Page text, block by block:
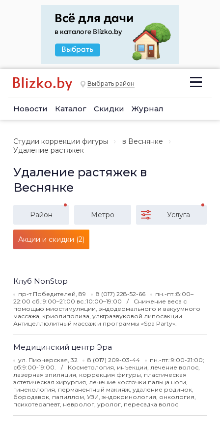
Выбрать район
Новости Каталог Скидки Журнал
Студии коррекции фигуры
в Веснянке
Удаление растяжек
Удаление растяжек в
Веснянке
Район Метро Услуга
Акции и скидки (2)
Клуб NonStop
пр-т Победителей, 89 8 (017) 228-52-66
пн.-пт.:8:00–
22:00 сб.:9:00–21:00 вс.:10:00–19:00
Снижение веса с
помощью миостимуляции, эндодермального и вакуумного
массажа, криолиполиза, ультразвуковой липосакции.
Антицеллюлитный массаж и программы «Spa Party».
Медицинский центр Эра
ул. Пионерская, 32 8 (017) 209-03-44
пн.-пт.:9:00-21:00;
сб:9:00-19:00.
Косметология, инъекции, лечение волос,
лазерная эпиляция, коррекция фигуры, пластическая
эстетическая хирургия, лечение косточки пальца ноги,
гинекология, перманентный макияж, удаление родинок,
бородавок, папиллом, УЗИ, эндокринология, онкология,
психотерапевт, невролог, уролог, пересадка волос